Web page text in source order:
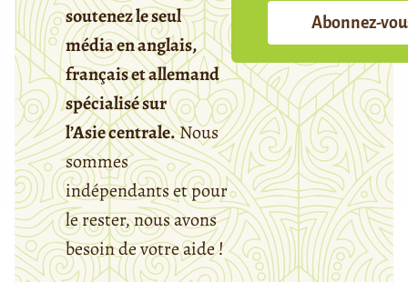
soutenez le seul
média en anglais,
français et allemand
spécialisé sur
l’Asie centrale.Nous
sommes
indépendants et pour
le rester, nous avons
besoin de votre aide !
Abonnez-